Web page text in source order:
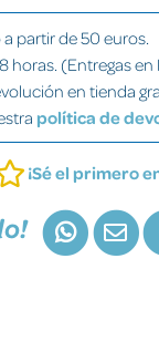
partir de 50 euros.
horas. (Entregas
en tienda
política de
¡Sé el primero